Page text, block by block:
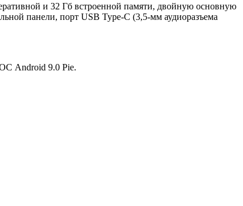
и 32 Гб встроенной памяти, двойную основную
панели, порт USB Type-C (3,5-мм аудиоразъема
Android 9.0 Pie.